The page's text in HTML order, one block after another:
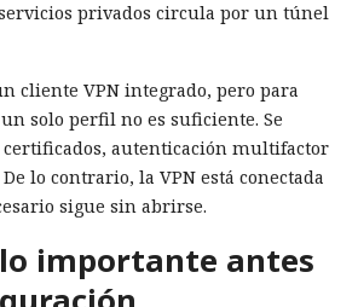
privados circula por un túnel
cliente VPN integrado, pero para
solo perfil no es suficiente. Se
certificados, autenticación multifactor
De lo contrario, la VPN está conectada
sigue sin abrirse.
lo importante antes